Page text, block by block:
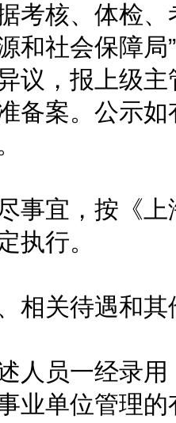
核、体检、
和社会保障
议，报上级
备案。公示
宜，按《上
执行。
关待遇和其
员一经录用
业单位管理